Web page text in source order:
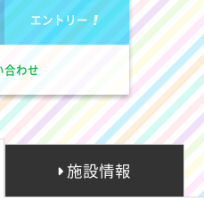
エントリー
合わせ
施設情報